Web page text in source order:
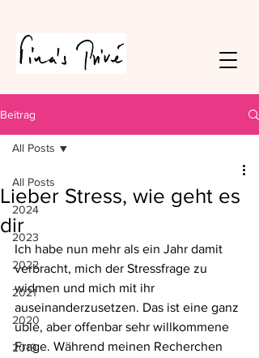
Beitrag
All Posts
2024
2023
2022
2021
2020
2019
All Posts
Lieber Stress, wie geht es
dir
Ich habe nun mehr als ein Jahr damit
verbracht, mich der Stressfrage zu
widmen und mich mit ihr
auseinanderzusetzen. Das ist eine ganz
üble, aber offenbar sehr willkommene
Frage. Während meinen Recherchen